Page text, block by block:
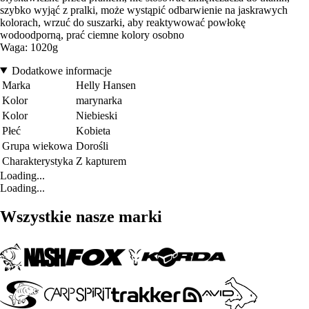
szybko wyjąć z pralki, może wystąpić odbarwienie na jaskrawych
kolorach, wrzuć do suszarki, aby reaktywować powłokę
wodoodporną, prać ciemne kolory osobno
Waga: 1020g
Dodatkowe informacje
Marka
Helly Hansen
Kolor
marynarka
Kolor
Niebieski
Płeć
Kobieta
Grupa wiekowa Dorośli
Charakterystyka Z kapturem
Loading...
Loading...
Wszystkie nasze marki